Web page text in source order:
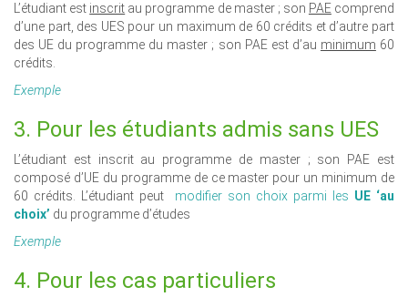
L’étudiant est inscrit au programme de master ; son PAEcomprend
d’une part, des UES pour un maximum de 60 crédits et d’autre part
des UE du programme du master ; son PAE est d’au minimum 60
crédits.
Exemple
3. Pour les étudiants admis sans UES
L’étudiant est inscrit au programme de master ; son PAE est
composé d’UE du programme de ce master pour un minimum de
60 crédits. L’étudiant peut modifier son choix parmi les UE ‘au
choix’ du programme d’études
Exemple
4. Pour les cas particuliers